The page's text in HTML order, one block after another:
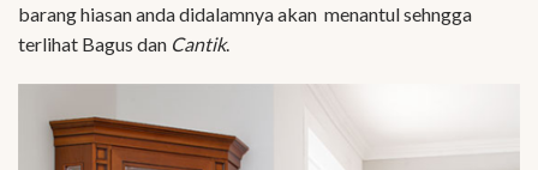
barang hiasan anda didalamnya akan menantul sehngga
terlihat Bagus dan Cantik.